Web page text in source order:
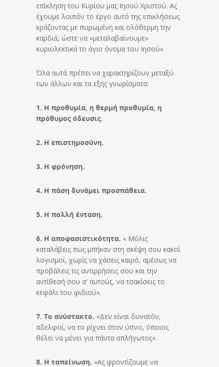
επίκληση του Κυρίου μας Ιησού Χριστού. Ας
έχουμε λοιπόν το έργο αυτό της επικλήσεως
κράζοντας με πυρωμένη και ολόθερμη την
καρδιά, ώστε να «μεταλαβαίνουμε»
κυριολεκτικά το άγιο όνομα του Ιησού».
Όλα αυτά πρέπει να χαρακτηρίζουν μεταξύ
των άλλων και τα εξής γνωρίσματα:
1. Η προθυμία, η θερμή προθυμία, η
πρόθυμος όδευσις.
2. Η επιστημοσύνη.
3. Η φρόνηση.
4. Η πάση δυνάμει προσπάθεια.
5. Η πολλή ένταση.
6. Η αποφασιστικότητα. « Μόλις
καταλάβεις πως μπήκαν στη σκέψη σου κακοί
λογισμοί, χωρίς να χάσεις καιρό, αμέσως να
προβάλεις τις αντιρρήσεις σου και την
αντίθεσή σου σ’ αυτούς, να τσακίσεις το
κεφάλι του φιδιού».
7. Το ανύστακτο. «Δεν είναι δυνατόν,
αδελφοί, να το ρίχνει στον ύπνο, όποιος
θέλει να μένει για πάντα απλήγωτος».
8. Η ταπείνωση. «Ας φροντίζουμε να